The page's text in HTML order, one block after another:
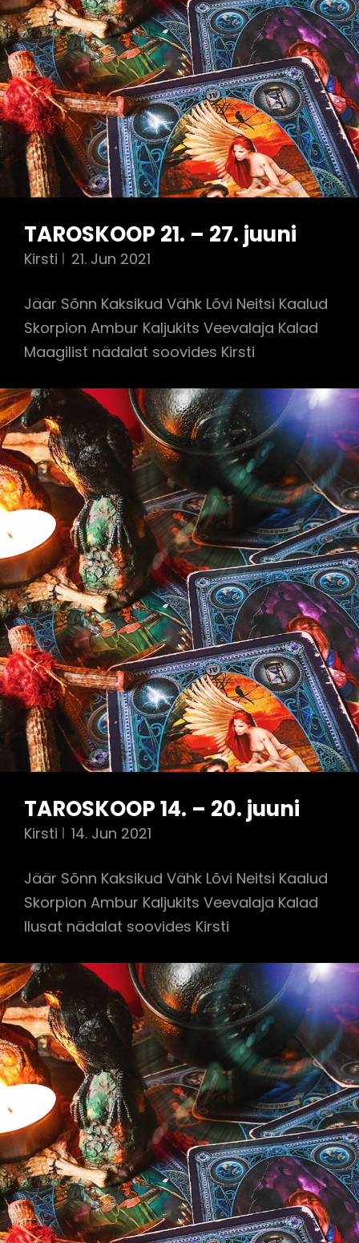
TAROSKOOP 21. – 27. juuni
Kirsti 21. Jun 2021
Jäär Sõnn Kaksikud Vähk Lõvi Neitsi Kaalud
Skorpion Ambur Kaljukits Veevalaja Kalad
Maagilist nädalat soovides Kirsti
TAROSKOOP 14. – 20. juuni
Kirsti 14. Jun 2021
Jäär Sõnn Kaksikud Vähk Lõvi Neitsi Kaalud
Skorpion Ambur Kaljukits Veevalaja Kalad
Ilusat nädalat soovides Kirsti